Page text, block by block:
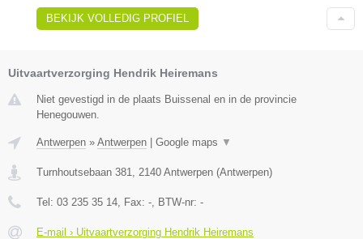
BEKIJK VOLLEDIG PROFIEL
Uitvaartverzorging Hendrik Heiremans
Niet gevestigd in de plaats Buissenal en in de provincie
Henegouwen.
Antwerpen » Antwerpen | Google maps ▼
Turnhoutsebaan 381 2140 Antwerpen (Antwerpen)
Tel: 03 235 35 14 , Fax: - , BTW-nr: -
E-mail › Uitvaartverzorging Hendrik Heiremans